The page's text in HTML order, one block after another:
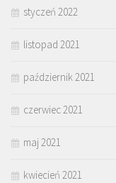
styczeń 2022
listopad 2021
październik 2021
czerwiec 2021
maj 2021
kwiecień 2021